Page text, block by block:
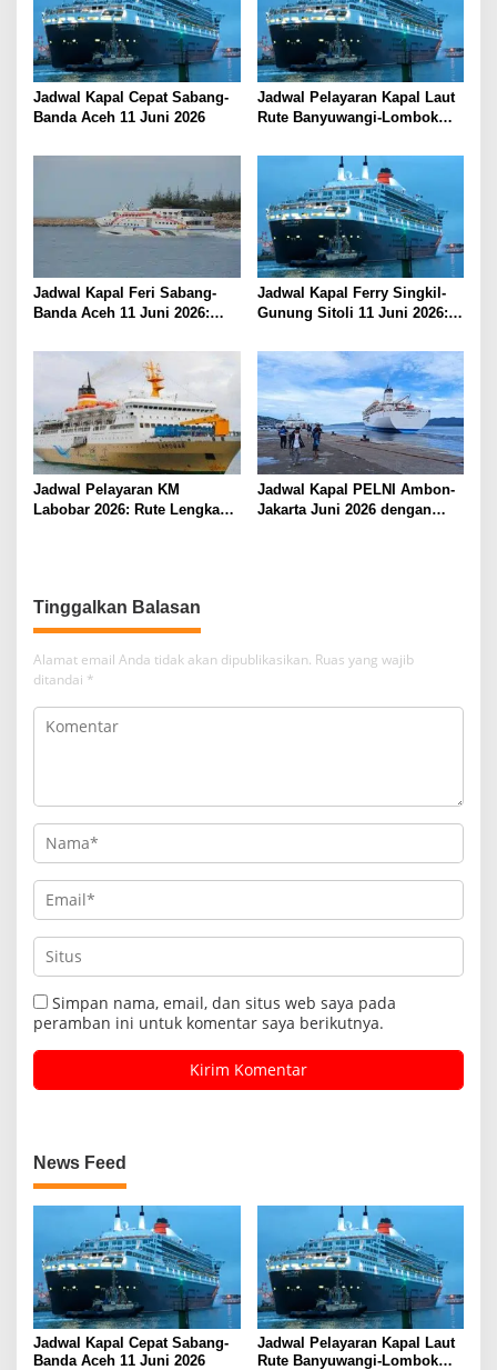
Jadwal Kapal Cepat Sabang-
Banda Aceh 11 Juni 2026
Jadwal Pelayaran Kapal Laut
Rute Banyuwangi-Lombok
Jadwal Kapal Feri Sabang-
Banda Aceh 11 Juni 2026:
Penumpang dan Pengemudi
Jadwal Kapal Ferry Singkil-
Gunung Sitoli 11 Juni 2026:
Lengkap
Jadwal Pelayaran KM
Labobar 2026: Rute Lengkap
Jadwal Kapal PELNI Ambon-
Jakarta Juni 2026 dengan
Tinggalkan Balasan
Alamat email Anda tidak akan dipublikasikan. Ruas yang wajib
ditandai *
Simpan nama, email, dan situs web saya pada
peramban ini untuk komentar saya berikutnya.
News Feed
Jadwal Kapal Cepat Sabang-
Banda Aceh 11 Juni 2026
Jadwal Pelayaran Kapal Laut
Rute Banyuwangi-Lombok